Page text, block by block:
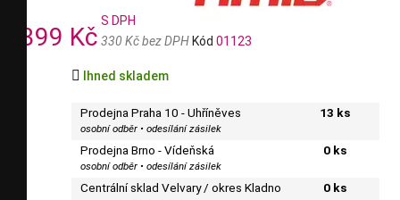
399 Kč
S DPH
330 Kč bez DPH Kód 01123
 Ihned skladem
Prodejna Praha 10 - Uhříněves
osobní odběr • odesílání zásilek
13 ks
Prodejna Brno - Vídeňská
osobní odběr • odesílání zásilek
0 ks
Centrální sklad Velvary / okres Kladno 0 ks